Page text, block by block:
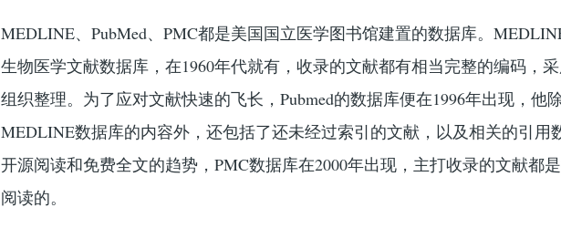
MEDLINE、PubMed、PMC都是美国国立医学图书馆建置的数据库。
生物医学文献数据库，在1960年代就有，收录的文献都有相当完整的编码，
组织整理。为了应对文献快速的飞长，Pubmed的数据库便在1996年出现，他
MEDLINE数据库的内容外，还包括了还未经过索引的文献，以及相关的引用
开源阅读和免费全文的趋势，PMC数据库在2000年出现，主打收录的文献都
阅读的。